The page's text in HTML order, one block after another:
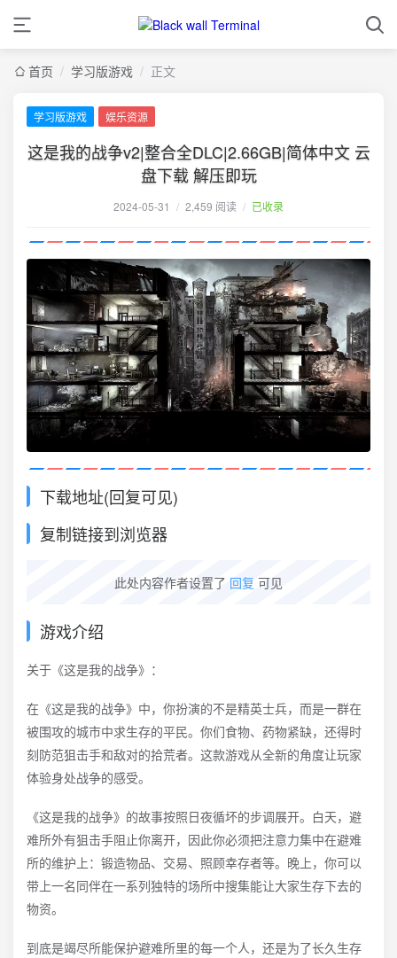
首页 / 学习版游戏 / 正文
学习版游戏 娱乐资源
这是我的战争v2|整合全DLC|2.66GB|简体中文 云
盘下载 解压即玩
2024-05-31 / 2,459 阅读 / 已收录
下载地址(回复可见)
复制链接到浏览器
此处内容作者设置了 回复 可见
游戏介绍
关于《这是我的战争》：
在《这是我的战争》中，你扮演的不是精英士兵，而是一群在
被围攻的城市中求生存的平民。你们食物、药物紧缺，还得时
刻防范狙击手和敌对的拾荒者。这款游戏从全新的角度让玩家
体验身处战争的感受。
《这是我的战争》的故事按照日夜循坏的步调展开。白天，避
难所外有狙击手阻止你离开，因此你必须把注意力集中在避难
所的维护上：锻造物品、交易、照顾幸存者等。晚上，你可以
带上一名同伴在一系列独特的场所中搜集能让大家生存下去的
物资。
到底是竭尽所能保护避难所里的每一个人，还是为了长久生存